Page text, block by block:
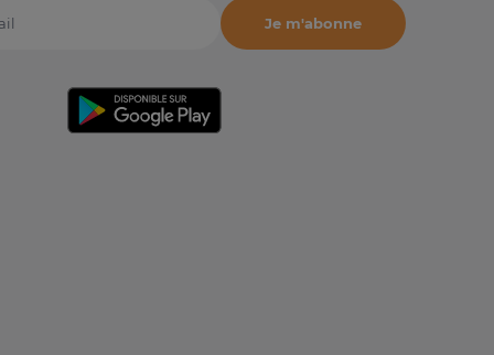
Je m'abonne